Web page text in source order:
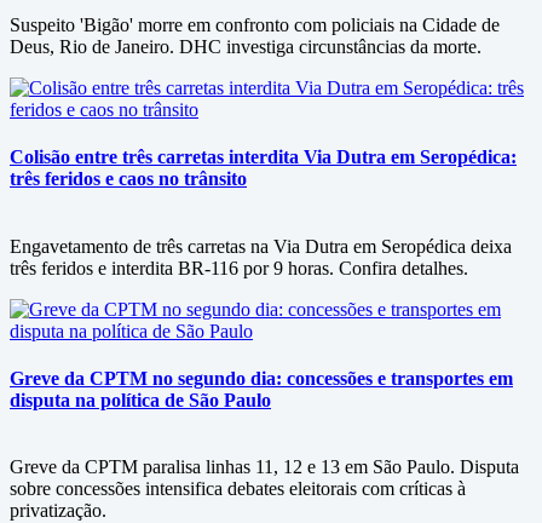
Suspeito 'Bigão' morre em confronto com policiais na Cidade de
Deus, Rio de Janeiro. DHC investiga circunstâncias da morte.
Colisão entre três carretas interdita Via Dutra em Seropédica:
três feridos e caos no trânsito
Engavetamento de três carretas na Via Dutra em Seropédica deixa
três feridos e interdita BR-116 por 9 horas. Confira detalhes.
Greve da CPTM no segundo dia: concessões e transportes em
disputa na política de São Paulo
Greve da CPTM paralisa linhas 11, 12 e 13 em São Paulo. Disputa
sobre concessões intensifica debates eleitorais com críticas à
privatização.